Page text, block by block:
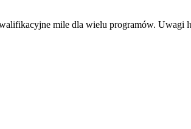
mile dla wielu programów. Uwagi